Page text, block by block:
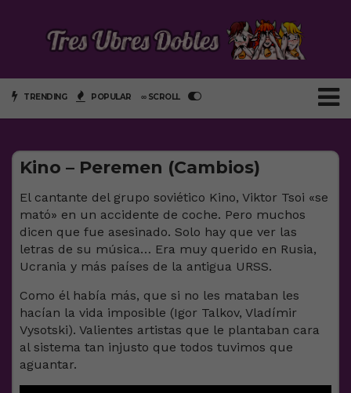
TRENDING POPULAR ∞ SCROLL
Kino – Peremen (Cambios)
El cantante del grupo soviético Kino, Viktor Tsoi «se
mató» en un accidente de coche. Pero muchos
dicen que fue asesinado. Solo hay que ver las
letras de su música… Era muy querido en Rusia,
Ucrania y más países de la antigua URSS.
Como él había más, que si no les mataban les
hacían la vida imposible (Igor Talkov, Vladímir
Vysotski). Valientes artistas que le plantaban cara
al sistema tan injusto que todos tuvimos que
aguantar.